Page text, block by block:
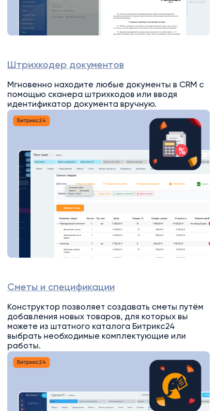
Штрихкодер документов
Мгновенно находите любые документы в CRM с
помощью сканера штрихкодов или вводя
идентификатор документа вручную.
Битрикс24
Сметы и спецификации
Конструктор позволяет создавать сметы путём
добавления новых товаров, для которых вы
можете из штатного каталога Битрикс24
выбрать необходимые комплектующие или
работы.
Битрикс24